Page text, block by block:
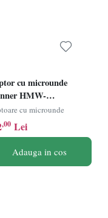
cu microunde
HMW-
Putere
Capacitate 20L, 5
de putere, Control
Crem
cu microunde
,00 Lei
Adauga in cos